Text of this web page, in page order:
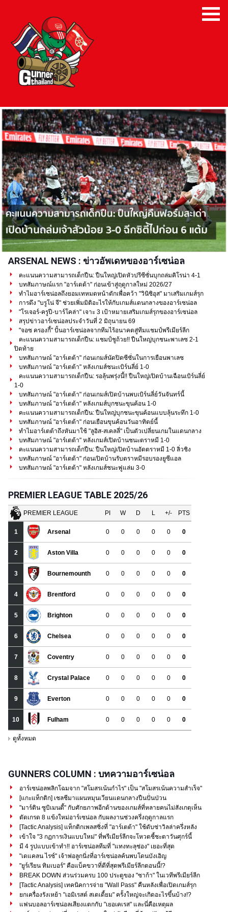
ARSENAL NEWS : ข่าวอัพเดทของอาร์เซน่อล
คะแนนความสามารถเด็กปืน: ปืนใหญ่เปิดหัวปรีซีซั่นบุกถล่มคิโรน่า 4-1
บทสัมภาษณ์แรก "อาร์เตต้า" ก่อนเข้าสู่ฤดูกาลใหม่ 2026/27
ทำไมอาร์เซน่อลถึงยอมเทหมดหน้าตักเพื่อคว้า "วินิซิอุส" มาเสริมเกมส์รุก
การดึง "บรูโน่ จี" ช่วยเพิ่มมิติอะไรให้กับเกมส์แดนกลางของอาร์เซน่อล
"โรเจอร์-ครูปี-บาร์โคล่า" เจาะ 3 เป้าหมายเสริมเกมส์รุกของอาร์เซน่อล
สรุปข่าวอาร์เซน่อลประจำวันที่ 2 มิถุนายน 69
"จอซ ครองกี้" ปั้นอาร์เซน่อลจากทีมไร้อนาคตสู่ทีมแชมป์พรีเมียร์ลีก
คะแนนความสามารถเด็กปืน: แชมป์ชูถ้วย!! ปืนใหญ่บุกชนะพาเลซ 2-1
ปิดท้าย
บทสัมภาษณ์ "อาร์เตต้า" ก่อนเกมส์นัดปิดซีซั่นในการเยือนพาเลซ
บทสัมภาษณ์ "อาร์เตต้า" หลังเกมส์ชนะเบิร์นลี่ย์ 1-0
คะแนนความสามารถเด็กปืน: รอลุ้นพรุ่งนี้!! ปืนใหญ่เปิดบ้านเฉือนเบิร์นลี่ย์
1-0
บทสัมภาษณ์ "อาร์เตต้า" ก่อนเกมส์เปิดบ้านพบเบิร์นลี่ย์วันจันทร์นี้
บทสัมภาษณ์ "อาร์เตต้า" หลังเกมส์บุกชนะขุนค้อน 1-0
คะแนนความสามารถเด็กปืน: ปืนใหญ่บุกชนะขุนค้อนแบบลุ้นระทึก 1-0
บทสัมภาษณ์ "อาร์เตต้า" ก่อนเยือนขุนค้อนวันอาทิตย์นี้
ทำไมอาร์เตต้าถึงหันมาใช้ "ลูอิส-สเคลลี่" เป็นตัวเปลี่ยนเกมในแดนกลาง
บทสัมภาษณ์ "อาร์เตต้า" หลังเกมส์เปิดบ้านชนะตราหมี 1-0
คะแนนความสามารถเด็กปืน: ปืนใหญ่เปิดบ้านอัดตราหมี 1-0 ลิ่วชิง
บทสัมภาษณ์ "อาร์เตต้า" ก่อนเปิดบ้านรับตราหมีรอบรองยูซีแอล
บทสัมภาษณ์ "อาร์เตต้า" หลังเกมส์ชนะฟูแล่ม 3-0
PREMIER LEAGUE TABLE 2025/26
GUNNERS COLUMN : บทความอาร์เซน่อล
อาร์เซน่อลพลิกโฉมจาก "สโมสรเน้นกำไร" เป็น "สโมสรเน้นความสำเร็จ"
[แกะแท็กติก] เชลชีมาแผนหมุนเวียนแดนกลางปืนปั่นป่วน
"มาร์ติน ซูบิเมนดี้" กับศักยภาพอีกด้านของเกมส์ที่หลายคนไม่สังเกตุเห็น
ตัดเกรด 8 แข้งใหม่อาร์เซน่อล กับผลงานช่วงครึ่งฤดูกาลแรก
[Tactic Analysis] แท็กติกเพลสซิ่งที่ "อาร์เตต้า" ใช้ดับซ่าวิลล่าครึ่งหลัง
เข้าใจ "3 กฏการเงินแบบใหม่" ที่พรีเมียร์ลีกจะโหวตชี้ชะตาวันศุกร์นี้
มี 4 รูปแบบเข้าทำ!! อาร์เซน่อลทีมที่ "แทงทะลุช่อง" เยอะที่สุด
"เดแคลน ไรซ์" เจ้าพ่อลูกนิ่งที่อาร์เซน่อลค้นพบโดนบังเอิญ
"ยูร์เรียน ทิมเบอร์" คือแบ็คขวาที่ดีที่สุดพรีเมียร์ลีกตอนนี้!?
BREAK DOWN ส่วนร่วมครบ 100 ประตูของ "ซาก้า" ในเวทีพรีเมียร์ลีก
[Tactic Analysis] เทคนิคการจ่าย "Wall Pass" คืนหลังเพื่อเปิดเกมส์รุก
ยกเครื่องรังเหย้า "เอมิเรสต์ สเตเดี้ยม" ครั้งใหญ่จะเกิดอะไรขึ้นบ้าง!?
แฟนบอลอาร์เซน่อลเสียงแตกกับ "เยอเคเรส" และนี่คือเหตุผล